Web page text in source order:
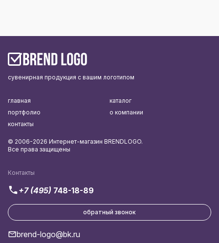
сувенирная продукция с вашим логотипом
Контакты
+7 (495) 748-18-89
обратный звонок
brend-logo@bk.ru
главная
каталог
портфолио
о компании
контакты
© 2006-2026 Интернет-магазин BRENDLOGO.
Все права защищены